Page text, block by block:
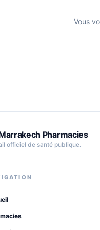
Vous
Pharmacies
officiel de santé publique.